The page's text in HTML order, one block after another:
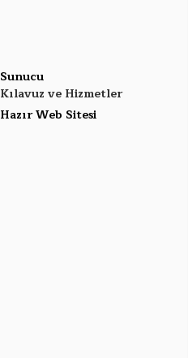
Sunucu
Kılavuz ve Hizmetler
Hazır Web Sitesi